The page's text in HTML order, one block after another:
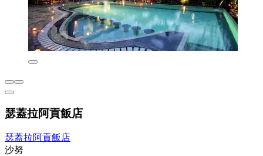
瑟蓋拉阿貢飯店
瑟蓋拉阿貢飯店
沙努